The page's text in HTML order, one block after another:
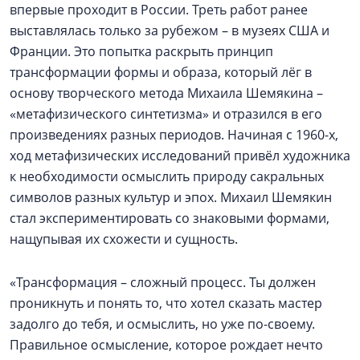
впервые проходит в России. Треть работ ранее
выставлялась только за рубежом – в музеях США и
Франции. Это попытка раскрыть принцип
трансформации формы и образа, который лёг в
основу творческого метода Михаила Шемякина –
«метафизического синтетизма» и отразился в его
произведениях разных периодов. Начиная с 1960-х,
ход метафизических исследований привёл художника
к необходимости осмыслить природу сакральных
символов разных культур и эпох. Михаил Шемякин
стал экспериментировать со знаковыми формами,
нащупывая их схожести и сущность.
«Трансформация – сложный процесс. Ты должен
проникнуть и понять то, что хотел сказать мастер
задолго до тебя, и осмыслить, но уже по-своему.
Правильное осмысление, которое рождает нечто